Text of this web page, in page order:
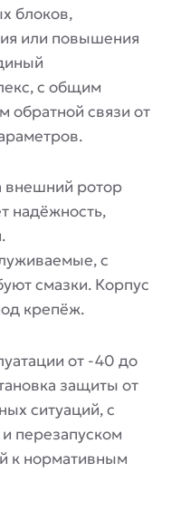
блоков,
или повышения
с общим
обратной связи от
внешний ротор
надёжность,
с
смазки. Корпус
крепёж.
от -40 до
защиты от
ситуаций, с
перезапуском
к нормативным